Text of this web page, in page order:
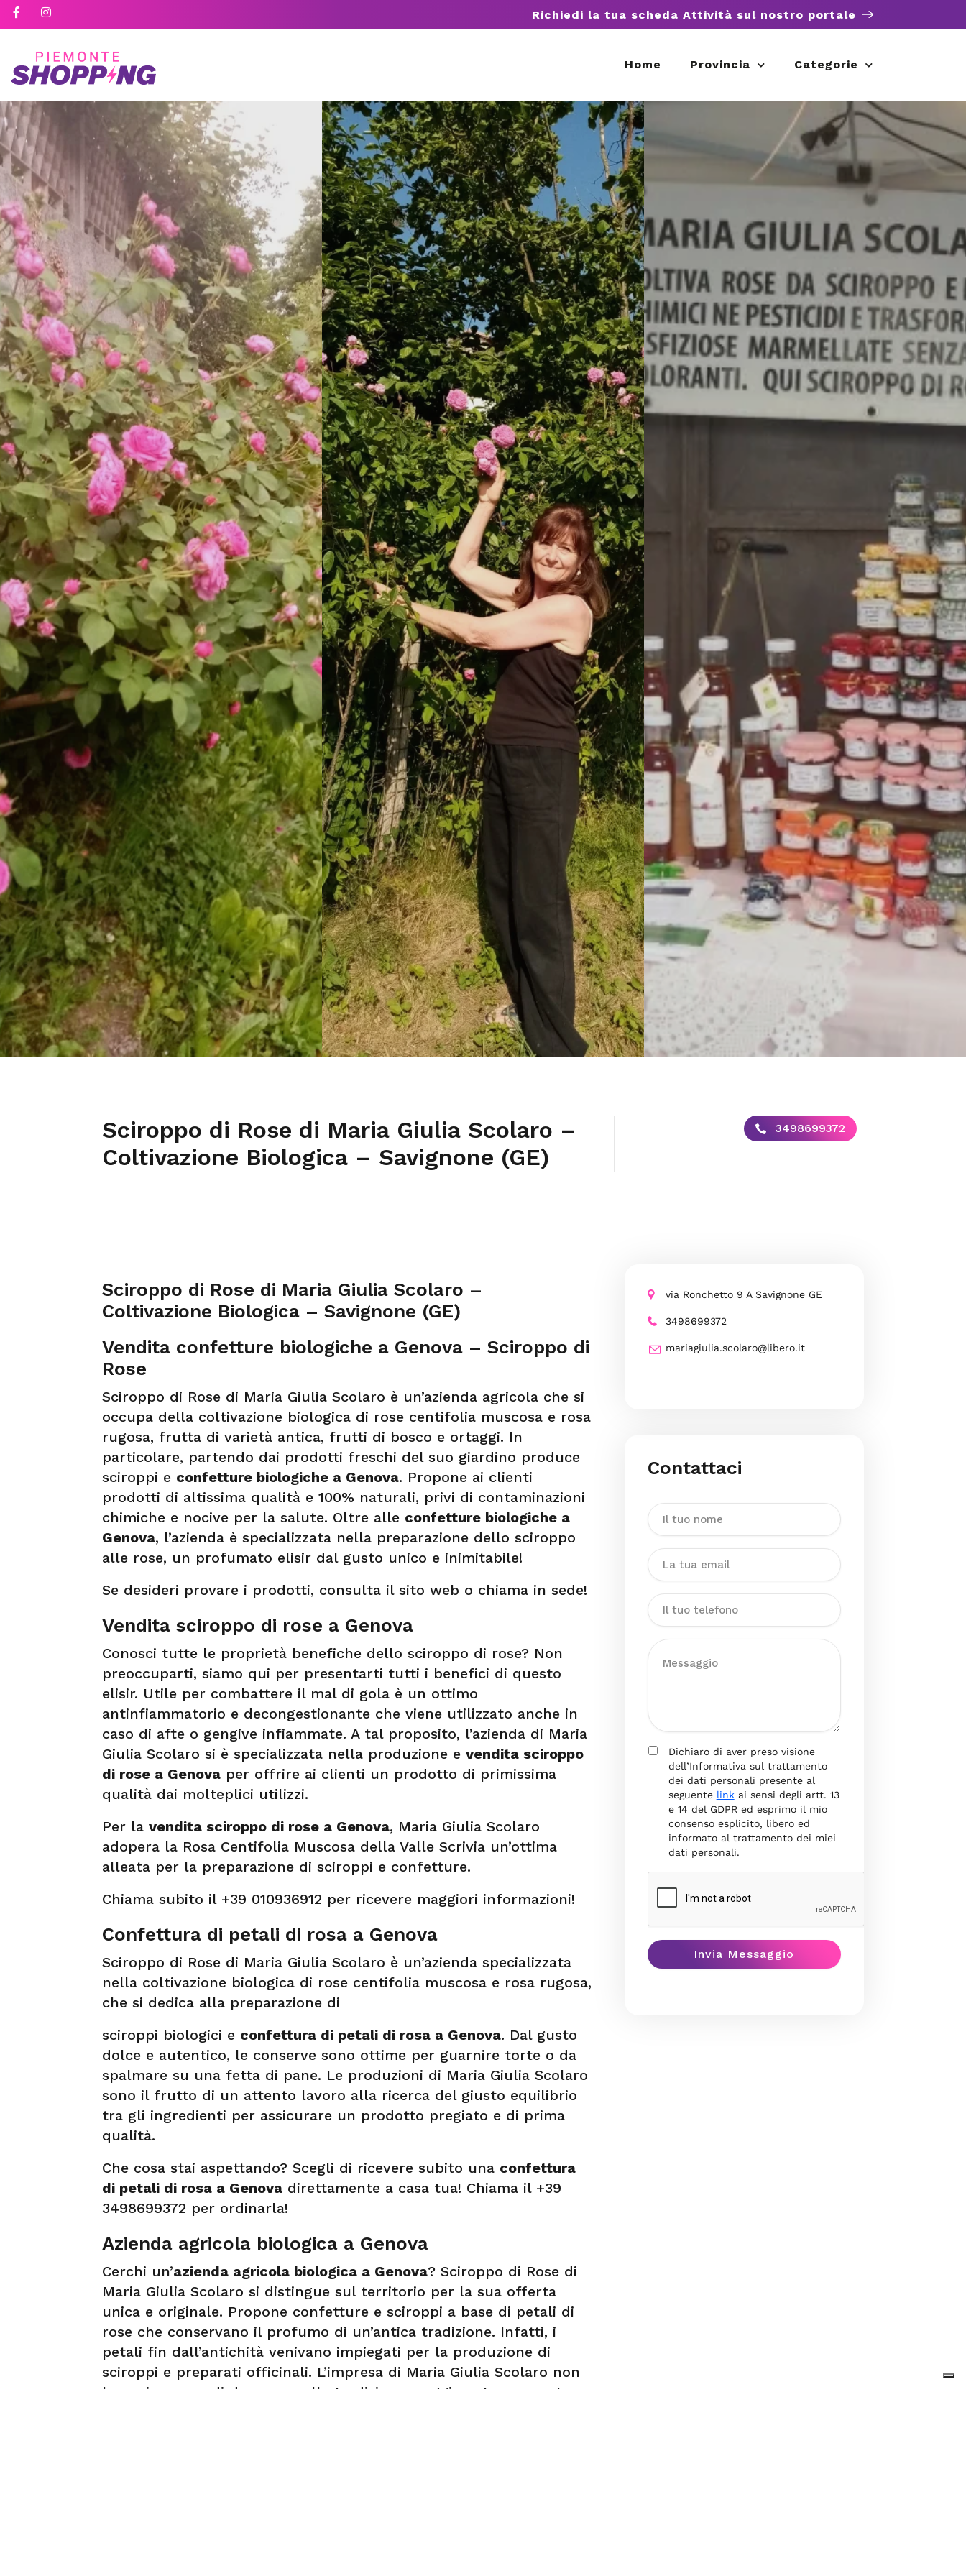
Richiedi la tua scheda Attività sul nostro portale
Home Provincia Categorie
Sciroppo di Rose di Maria Giulia Scolaro –
Coltivazione Biologica – Savignone (GE)
3498699372
Sciroppo di Rose di Maria Giulia Scolaro –
Coltivazione Biologica – Savignone (GE)
Vendita confetture biologiche a Genova – Sciroppo di
Rose
Sciroppo di Rose di Maria Giulia Scolaro è un’azienda agricola che si
occupa della coltivazione biologica di rose centifolia muscosa e rosa
rugosa, frutta di varietà antica, frutti di bosco e ortaggi. In
particolare, partendo dai prodotti freschi del suo giardino produce
sciroppi e confetture biologiche a Genova. Propone ai clienti
prodotti di altissima qualità e 100% naturali, privi di contaminazioni
chimiche e nocive per la salute. Oltre alle confetture biologiche a
Genova, l’azienda è specializzata nella preparazione dello sciroppo
alle rose, un profumato elisir dal gusto unico e inimitabile!
Se desideri provare i prodotti, consulta il sito web o chiama in sede!
Vendita sciroppo di rose a Genova
Conosci tutte le proprietà benefiche dello sciroppo di rose? Non
preoccuparti, siamo qui per presentarti tutti i benefici di questo
elisir. Utile per combattere il mal di gola è un ottimo
antinfiammatorio e decongestionante che viene utilizzato anche in
caso di afte o gengive infiammate. A tal proposito, l’azienda di Maria
Giulia Scolaro si è specializzata nella produzione e vendita sciroppo
di rose a Genova per offrire ai clienti un prodotto di primissima
qualità dai molteplici utilizzi.
Per la vendita sciroppo di rose a Genova, Maria Giulia Scolaro
adopera la Rosa Centifolia Muscosa della Valle Scrivia un’ottima
alleata per la preparazione di sciroppi e confetture.
Chiama subito il +39 010936912 per ricevere maggiori informazioni!
Confettura di petali di rosa a Genova
Sciroppo di Rose di Maria Giulia Scolaro è un’azienda specializzata
nella coltivazione biologica di rose centifolia muscosa e rosa rugosa,
che si dedica alla preparazione di
sciroppi biologici e confettura di petali di rosa a Genova. Dal gusto
dolce e autentico, le conserve sono ottime per guarnire torte o da
spalmare su una fetta di pane. Le produzioni di Maria Giulia Scolaro
sono il frutto di un attento lavoro alla ricerca del giusto equilibrio
tra gli ingredienti per assicurare un prodotto pregiato e di prima
qualità.
Che cosa stai aspettando? Scegli di ricevere subito una confettura
di petali di rosa a Genova direttamente a casa tua! Chiama il +39
3498699372 per ordinarla!
Azienda agricola biologica a Genova
Cerchi un’azienda agricola biologica a Genova? Sciroppo di Rose di
Maria Giulia Scolaro si distingue sul territorio per la sua offerta
unica e originale. Propone confetture e sciroppi a base di petali di
rose che conservano il profumo di un’antica tradizione. Infatti, i
petali fin dall’antichità venivano impiegati per la produzione di
sciroppi e preparati officinali. L’impresa di Maria Giulia Scolaro non
ha mai smesso di dare voce alla tradizione e oggi vanta un roseto
via Ronchetto 9 A Savignone GE
3498699372
mariagiulia.scolaro@libero.it
Contattaci
Dichiaro di aver preso visione
dell’Informativa sul trattamento
dei dati personali presente al
seguente linkai sensi degli artt. 13
e 14 del GDPR ed esprimo il mio
consenso esplicito, libero ed
informato al trattamento dei miei
dati personali.